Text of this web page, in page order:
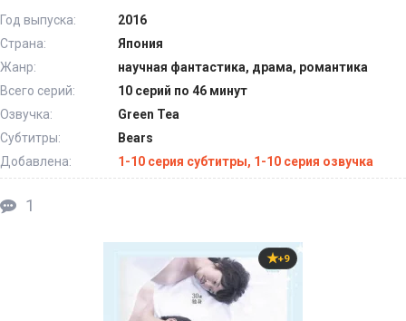
Год выпуска:
2016
Страна:
Япония
Жанр:
научная фантастика, драма, романтика
Всего серий:
10 серий по 46 минут
Озвучка:
Green Tea
Субтитры:
Bears
Добавлена:
1-10 серия субтитры, 1-10 серия озвучка
1
+9